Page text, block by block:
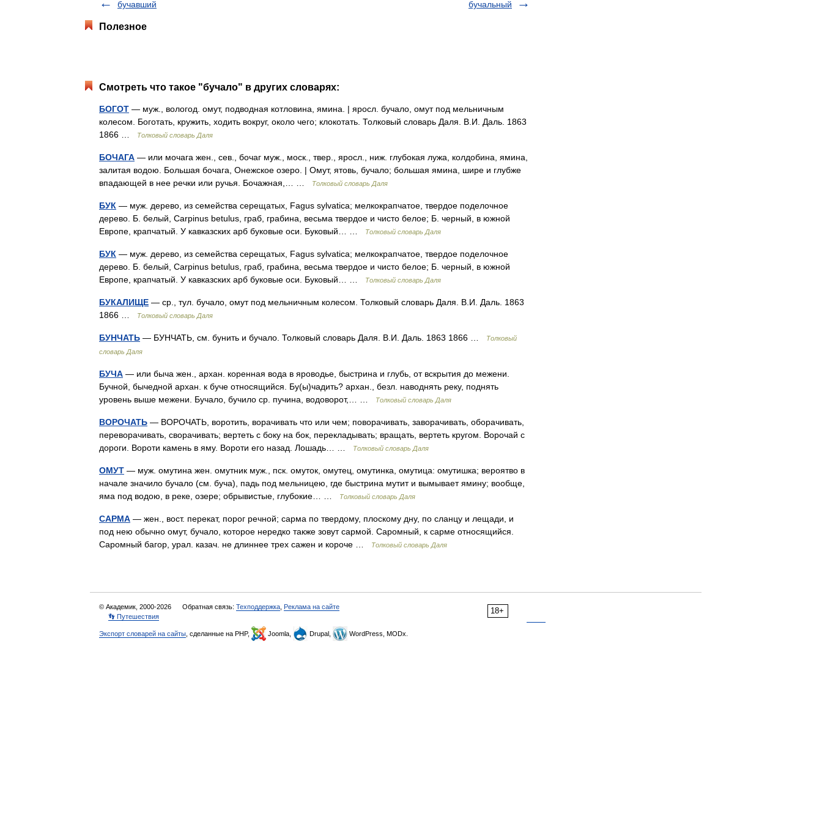
бучавший бучальный
Полезное
Смотреть что такое "бучало" в других словарях:
БОГОТ — муж., вологод. омут, подводная котловина, ямина. | яросл. бучало, омут под мельничным
колесом. Боготать, кружить, ходить вокруг, около чего; клокотать. Толковый словарь Даля. В.И. Даль. 1863
1866 …
Толковый словарь Даля
БОЧАГА — или мочага жен., сев., бочаг муж., моск., твер., яросл., ниж. глубокая лужа, колдобина, ямина,
залитая водою. Большая бочага, Онежское озеро. | Омут, ятовь, бучало; большая ямина, шире и глубже
впадающей в нее речки или ручья. Бочажная,… …
Толковый словарь Даля
БУК — муж. дерево, из семейства серещатых, Fagus sylvatica; мелкокрапчатое, твердое поделочное
дерево. Б. белый, Carpinus betulus, граб, грабина, весьма твердое и чисто белое; Б. черный, в южной
Европе, крапчатый. У кавказских арб буковые оси. Буковый… …
Толковый словарь Даля
БУК — муж. дерево, из семейства серещатых, Fagus sylvatica; мелкокрапчатое, твердое поделочное
дерево. Б. белый, Carpinus betulus, граб, грабина, весьма твердое и чисто белое; Б. черный, в южной
Европе, крапчатый. У кавказских арб буковые оси. Буковый… …
Толковый словарь Даля
БУКАЛИЩЕ — ср., тул. бучало, омут под мельничным колесом. Толковый словарь Даля. В.И. Даль. 1863
1866 …
Толковый словарь Даля
БУНЧАТЬ — БУНЧАТЬ, см. бунить и бучало. Толковый словарь Даля. В.И. Даль. 1863 1866 …
Толковый
словарь Даля
БУЧА — или быча жен., архан. коренная вода в яроводье, быстрина и глубь, от вскрытия до межени.
Бучной, бычедной архан. к буче относящийся. Бу(ы)чадить? архан., безл. наводнять реку, поднять
уровень выше межени. Бучало, бучило ср. пучина, водоворот,… …
Толковый словарь Даля
ВОРОЧАТЬ — ВОРОЧАТЬ, воротить, ворачивать что или чем; поворачивать, заворачивать, оборачивать,
переворачивать, сворачивать; вертеть с боку на бок, перекладывать; вращать, вертеть кругом. Ворочай с
дороги. Вороти камень в яму. Вороти его назад. Лошадь… …
Толковый словарь Даля
ОМУТ — муж. омутина жен. омутник муж., пск. омуток, омутец, омутинка, омутица: омутишка; вероятво в
начале значило бучало (см. буча), падь под мельницею, где быстрина мутит и вымывает ямину; вообще,
яма под водою, в реке, озере; обрывистые, глубокие… …
Толковый словарь Даля
САРМА — жен., вост. перекат, порог речной; сарма по твердому, плоскому дну, по сланцу и лещади, и
под нею обычно омут, бучало, которое нередко также зовут сармой. Саромный, к сарме относящийся.
Саромный багор, урал. казач. не длиннее трех сажен и короче …
Толковый словарь Даля
18+
© Академик, 2000-2026 Обратная связь: Техподдержка Реклама на сайте
👣 Путешествия
Экспорт словарей на сайты , сделанные на PHP, Joomla, Drupal, WordPress, MODx.